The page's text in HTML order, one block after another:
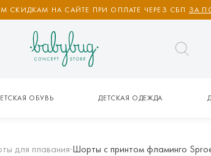
СКИДКАМ НА САЙТЕ ПРИ ОПЛАТЕ ЧЕРЕЗ СБП ЗА
ОБУВЬ ДЕТСКАЯ ОДЕЖДА
для плавания Шорты с принтом фламинго